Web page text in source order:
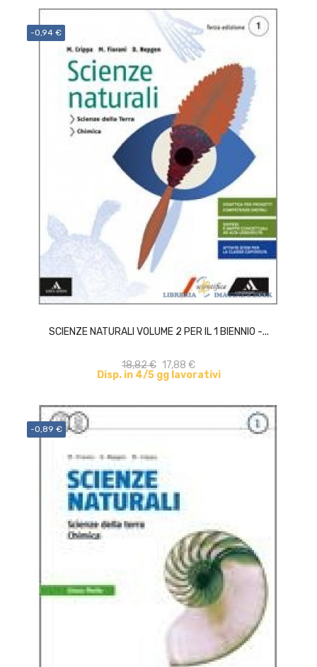
-0,94 €
SCIENZE NATURALI VOLUME 2 PER IL 1 BIENNIO -...
18,82 € 17,88 €
Disp. in 4/5 gg lavorativi
ACQUISTA
-0,89 €